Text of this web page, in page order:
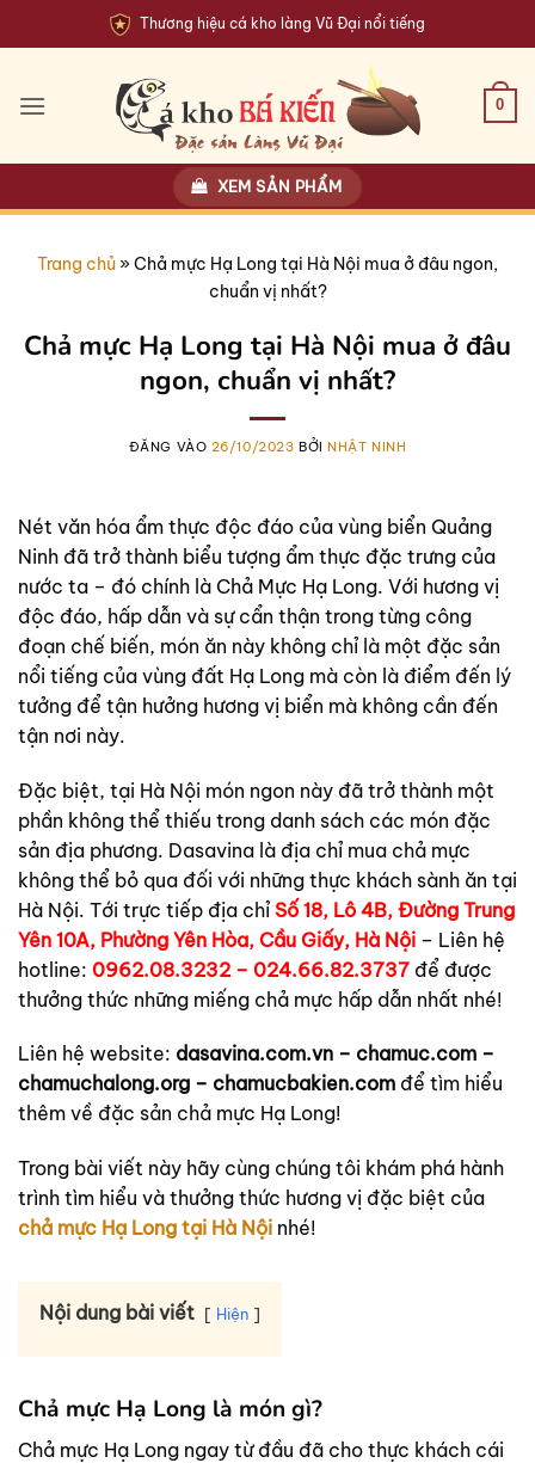
qua
dung
Thương hiệu cá kho làng Vũ Đại nổi tiếng
0
XEM SẢN PHẨM
Trang chủ»Chả mực Hạ Long tại Hà Nội mua ở đâu ngon,
chuẩn vị nhất?
Chả mực Hạ Long tại Hà Nội mua ở đâu
ngon, chuẩn vị nhất?
ĐĂNG VÀO 26/10/2023 BỞINHẬT NINH
Nét văn hóa ẩm thực độc đáo của vùng biển Quảng
Ninh đã trở thành biểu tượng ẩm thực đặc trưng của
nước ta – đó chính là Chả Mực Hạ Long. Với hương vị
độc đáo, hấp dẫn và sự cẩn thận trong từng công
đoạn chế biến, món ăn này không chỉ là một đặc sản
nổi tiếng của vùng đất Hạ Long mà còn là điểm đến lý
tưởng để tận hưởng hương vị biển mà không cần đến
tận nơi này.
Đặc biệt, tại Hà Nội món ngon này đã trở thành một
phần không thể thiếu trong danh sách các món đặc
sản địa phương. Dasavina là địa chỉ mua chả mực
không thể bỏ qua đối với những thực khách sành ăn tại
Hà Nội. Tới trực tiếp địa chỉ Số 18, Lô 4B, Đường Trung
Yên 10A, Phường Yên Hòa, Cầu Giấy, Hà Nội – Liên hệ
hotline: 0962.08.3232 – 024.66.82.3737 để được
thưởng thức những miếng chả mực hấp dẫn nhất nhé!
Liên hệ website: dasavina.com.vn – chamuc.com –
chamuchalong.org – chamucbakien.com để tìm hiểu
thêm về đặc sản chả mực Hạ Long!
Trong bài viết này hãy cùng chúng tôi khám phá hành
trình tìm hiểu và thưởng thức hương vị đặc biệt của
chả mực Hạ Long tại Hà Nội nhé!
Nội dung bài viết Hiện
Chả mực Hạ Long là món gì?
Chả mực Hạ Long ngay từ đầu đã cho thực khách cái